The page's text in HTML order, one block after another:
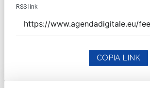
RSS link
COPIA LINK